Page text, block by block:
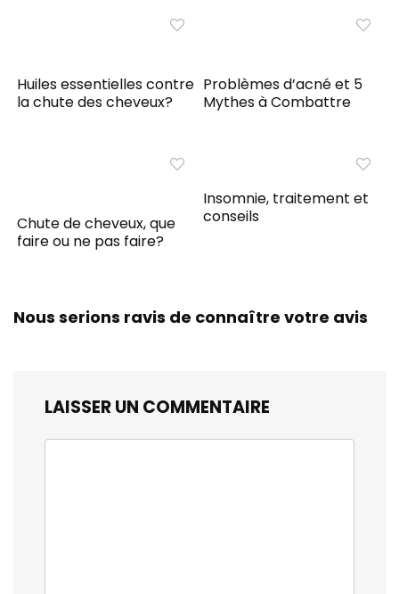
Huiles essentielles contre
la chute des cheveux?
Problèmes d’acné et 5
Mythes à Combattre
Chute de cheveux, que
faire ou ne pas faire?
Insomnie, traitement et
conseils
Nous serions ravis de connaître votre avis
LAISSER UN COMMENTAIRE